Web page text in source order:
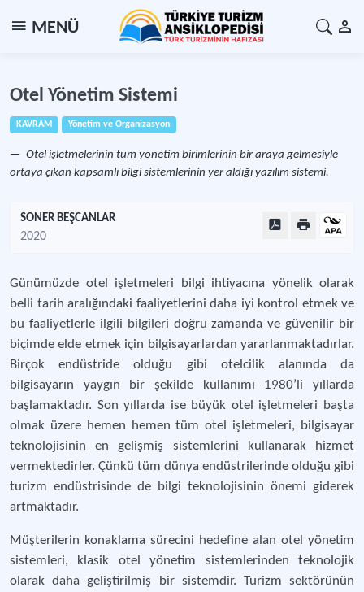
MENÜ
Otel Yönetim Sistemi
KAVRAM Yönetim ve Organizasyon
Otel işletmelerinin tüm yönetim birimlerinin bir araya gelmesiyle
ortaya çıkan kapsamlı bilgi sistemlerinin yer aldığı yazılım sistemi.
SONER BEŞCANLAR
2020
Günümüzde otel işletmeleri bilgi ihtiyacına yönelik olarak
belli tarih aralığındaki faaliyetlerini daha iyi kontrol etmek ve
bu faaliyetlerle ilgili bilgileri doğru zamanda ve güvenilir bir
biçimde elde etmek için bilgisayarlardan yararlanmaktadırlar.
Birçok endüstride olduğu gibi otelcilik alanında da
bilgisayarın yaygın bir şekilde kullanımı 1980’li yıllarda
başlamaktadır. Son yıllarda ise büyük otel işletmeleri başta
olmak üzere hemen hemen tüm otel işletmeleri, bilgisayar
teknolojisinin en gelişmiş sistemlerini kullanarak hizmet
vermektedirler. Çünkü tüm dünya endüstrilerinde olduğu gibi
turizm endüstrisinde de bilgi teknolojisinin önemi giderek
artmaktadır.
Müşterilerin konaklama sürecini hedefine alan otel yönetim
sistemleri, klasik otel yönetim sistemlerinden teknolojik
olarak daha geliştirilmiş bir sistemdir. Turizm sektörünün